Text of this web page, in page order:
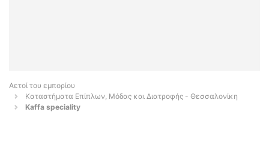
Αετοί του εμπορίου
Καταστήματα Επίπλων, Μόδας και Διατροφής - Θεσσαλονίκη
Kaffa speciality